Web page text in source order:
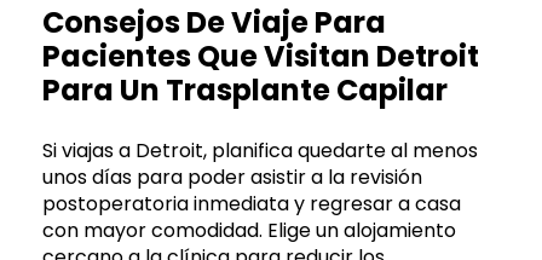
Consejos De Viaje Para
Pacientes Que Visitan Detroit
Para Un Trasplante Capilar
Si viajas a Detroit, planifica quedarte al menos
unos días para poder asistir a la revisión
postoperatoria inmediata y regresar a casa
con mayor comodidad. Elige un alojamiento